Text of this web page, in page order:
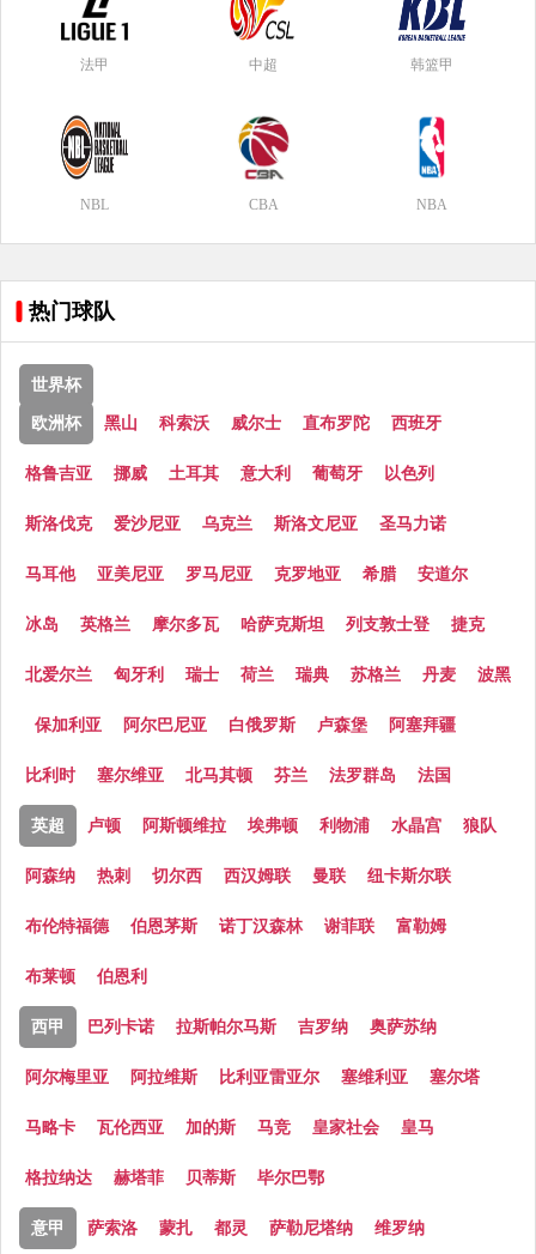
法甲 中超 韩篮甲
NBL CBA NBA
热门球队
世界杯
欧洲杯 黑山 科索沃 威尔士 直布罗陀 西班牙
格鲁吉亚 挪威 土耳其 意大利 葡萄牙 以色列
斯洛伐克 爱沙尼亚 乌克兰 斯洛文尼亚 圣马力诺
马耳他 亚美尼亚 罗马尼亚 克罗地亚 希腊 安道尔
冰岛 英格兰 摩尔多瓦 哈萨克斯坦 列支敦士登 捷克
北爱尔兰 匈牙利 瑞士 荷兰 瑞典 苏格兰 丹麦 波黑
保加利亚 阿尔巴尼亚 白俄罗斯 卢森堡 阿塞拜疆
比利时 塞尔维亚 北马其顿 芬兰 法罗群岛 法国
英超 卢顿 阿斯顿维拉 埃弗顿 利物浦 水晶宫 狼队
阿森纳 热刺 切尔西 西汉姆联 曼联 纽卡斯尔联
布伦特福德 伯恩茅斯 诺丁汉森林 谢菲联 富勒姆
布莱顿 伯恩利
西甲 巴列卡诺 拉斯帕尔马斯 吉罗纳 奥萨苏纳
阿尔梅里亚 阿拉维斯 比利亚雷亚尔 塞维利亚 塞尔塔
马略卡 瓦伦西亚 加的斯 马竞 皇家社会 皇马
格拉纳达 赫塔菲 贝蒂斯 毕尔巴鄂
意甲 萨索洛 蒙扎 都灵 萨勒尼塔纳 维罗纳